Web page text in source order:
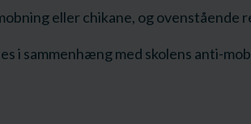
eller chikane, og ovenstående
i sammenhæng med skolens anti-